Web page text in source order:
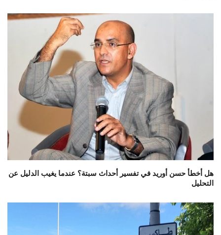
هل أخطأ حسن أوريد في تفسير أحداث سبتة؟ عندما يغيب الدليل عن
التحليل